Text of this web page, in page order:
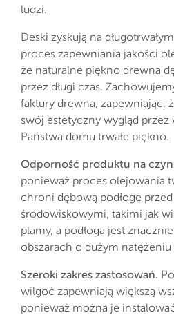
ludzi.
Deski zyskują na
proces zapewniania jakości
że naturalne piękno drewna
przez długi czas.
faktury drewna, zapewniając,
swój estetyczny wygląd
Państwa domu trwałe piękno.
Odporność produktu na
ponieważ proces olejowania
chroni dębową podłogę
środowiskowymi, takimi jak
plamy, a podłoga jest
obszarach o dużym natężeniu
Szeroki zakres zastosowań.
wilgoć zapewniają większą
ponieważ można je